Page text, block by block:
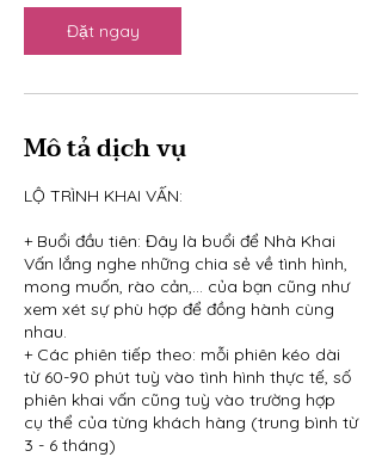
Đặt ngay
Mô tả dịch vụ
LỘ TRÌNH KHAI VẤN:
+ Buổi đầu tiên: Đây là buổi để Nhà Khai
Vấn lắng nghe những chia sẻ về tình hình,
mong muốn, rào cản,... của bạn cũng như
xem xét sự phù hợp để đồng hành cùng
nhau.
+ Các phiên tiếp theo: mỗi phiên kéo dài
từ 60-90 phút tuỳ vào tình hình thực tế, số
phiên khai vấn cũng tuỳ vào trường hợp
cụ thể của từng khách hàng (trung bình từ
3 - 6 tháng)